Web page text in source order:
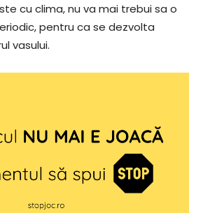
cu clima, nu va mai trebui sa o
pentru ca se dezvolta
vasului.